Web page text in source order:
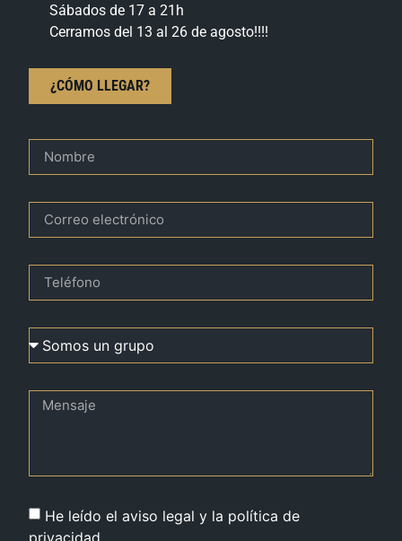
Sábados de 17 a 21h
Cerramos del 13 al 26 de agosto!!!!
¿CÓMO LLEGAR?
He leído el aviso legal y la política de
privacidad